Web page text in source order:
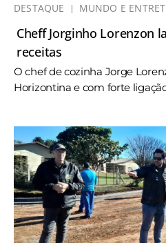
DESTAQUE MUNDO E
Cheff Jorginho Lorenzon
receitas
O chef de cozinha Jorge
Horizontina e com forte